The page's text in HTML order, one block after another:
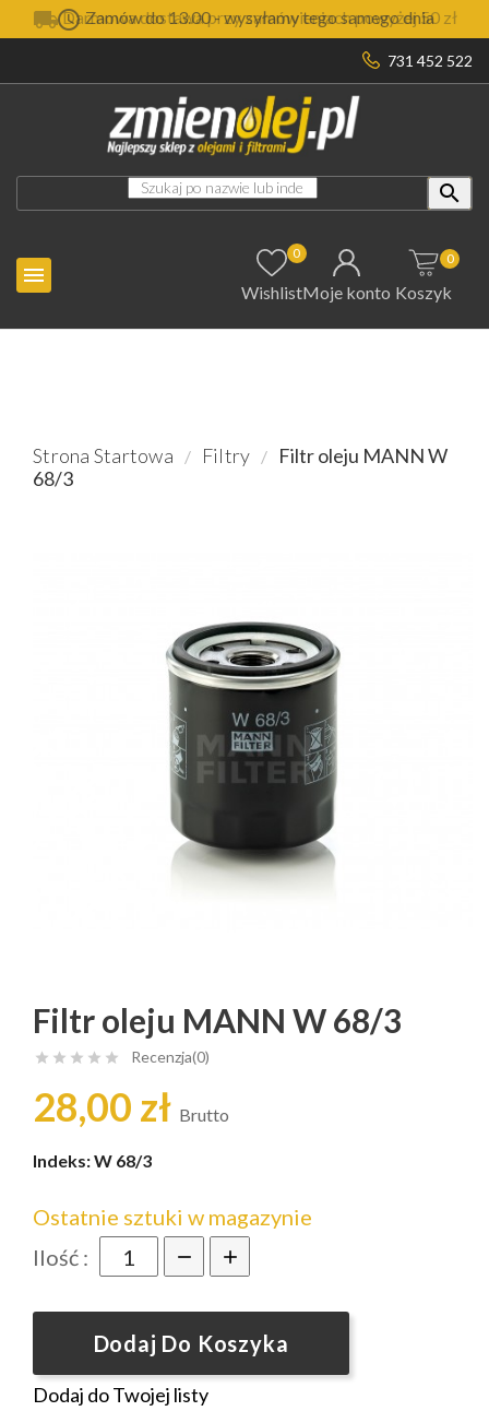
Zamów do 13.00 - wysyłamy tego samego dnia
Darmowa dostawa przy zamówieniach powyżej 50 zł
731 452 522


0
WishlistMoje konto Koszyk
0
Strona Startowa Filtry
Filtr oleju MANN W
68/3
Filtr oleju MANN W 68/3
     Recenzja(0)
28,00 zł Brutto
Indeks:W 68/3
Ostatnie sztuki w magazynie
Ilość :
Dodaj Do Koszyka
Dodaj do Twojej listy